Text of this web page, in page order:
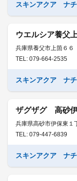
スキンアクア ナ
ウエルシア養父
兵庫県養父市上箇６６
TEL: 079-664-2535
スキンアクア ナ
ザグザグ 高砂
兵庫県高砂市伊保東１
TEL: 079-447-6839
スキンアクア ナ